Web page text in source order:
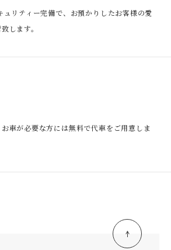
リティー完備で、お預かりしたお客様の愛
します。
車が必要な方には無料で代車をご用意しま